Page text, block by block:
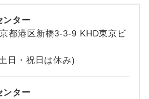
ンター
都港区新橋3-3-9 KHD東京ビ
日・祝日は休み)
ンター